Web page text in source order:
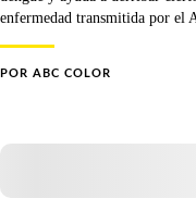
enfermedad transmitida por el
POR ABC COLOR